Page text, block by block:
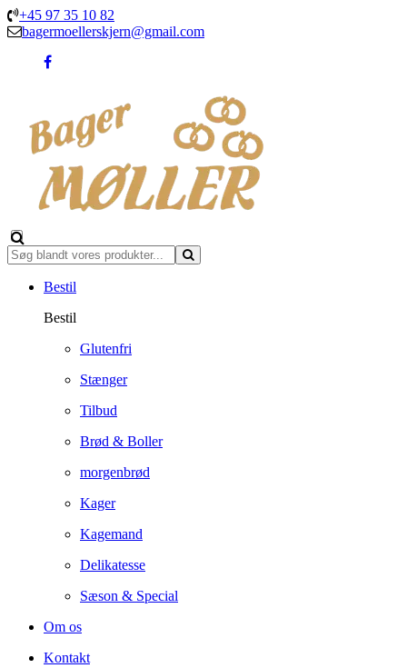
+45 97 35 10 82
bagermoellerskjern@gmail.com
Bestil
Bestil
Glutenfri
Stænger
Tilbud
Brød & Boller
morgenbrød
Kager
Kagemand
Delikatesse
Sæson & Special
Om os
Kontakt